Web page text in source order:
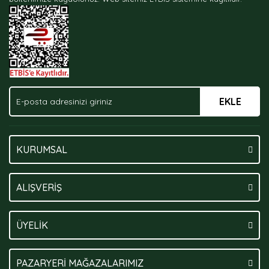
Ürün fiyatı diğer sitelerden daha pahalı.
Bu ürüne benzer farklı alternatifler olmalı.
EKLE
KURUMSAL
ALIŞVERİŞ
ÜYELİK
PAZARYERİ MAĞAZALARIMIZ